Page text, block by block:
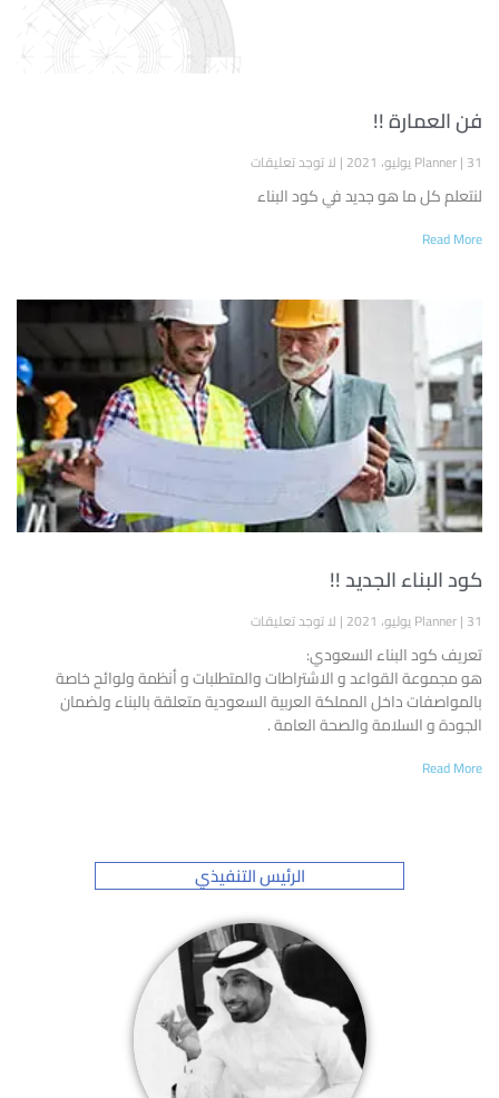
فن العمارة !!
Planner 31 يوليو، 2021 لا توجد تعليقات
لنتعلم كل ما هو جديد في كود البناء
Read More
كود البناء الجديد !!
Planner 31 يوليو، 2021 لا توجد تعليقات
تعريف كود البناء السعودي:
هو مجموعة القواعد و الاشتراطات والمتطلبات و أنظمة ولوائح خاصة
بالمواصفات داخل المملكة العربية السعودية متعلقة بالبناء ولضمان
الجودة و السلامة والصحة العامة .
Read More
الرئيس التنفيذي